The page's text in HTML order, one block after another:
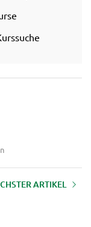
ARTIKEL